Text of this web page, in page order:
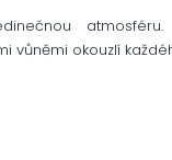
atmosféru.
vůněmi okouzlí